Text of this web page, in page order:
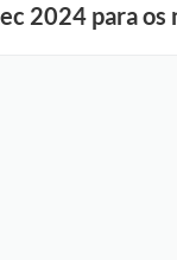
2024 para
t
o